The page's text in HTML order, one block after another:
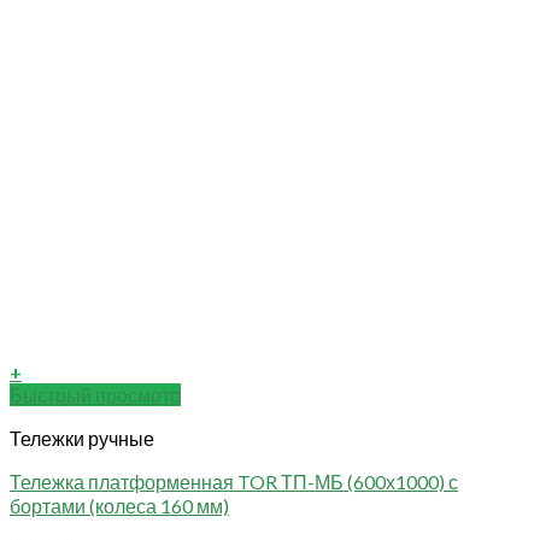
+
Быстрый просмотр
Тележки ручные
Тележка платформенная TOR ТП-МБ (600х1000) с
бортами (колеса 160 мм)